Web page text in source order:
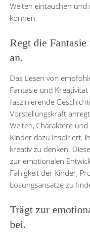
Welten eintauchen und
können.
Regt die
an.
Das Lesen von
Fantasie und
faszinierende
Vorstellungskraft
Welten, Charaktere
Kinder dazu inspiriert,
kreativ zu denken.
zur emotionalen
Fähigkeit der Kinder,
Lösungsansätze zu
Trägt zur
bei.